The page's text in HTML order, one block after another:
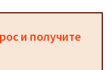
и получите